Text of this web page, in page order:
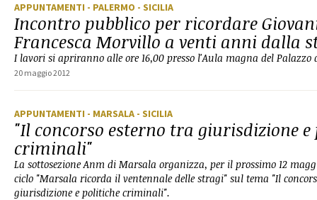
APPUNTAMENTI - PALERMO - SICILIA
Incontro pubblico per ricordare
Francesca Morvillo a venti anni dalla
I lavori si apriranno alle ore 16,00 presso l'Aula magna del
20 maggio 2012
APPUNTAMENTI - MARSALA - SICILIA
"Il concorso esterno tra giurisdizione
criminali"
La sottosezione Anm di Marsala organizza, per il prossimo 12
ciclo "Marsala ricorda il ventennale delle stragi" sul tema "Il
giurisdizione e politiche criminali".